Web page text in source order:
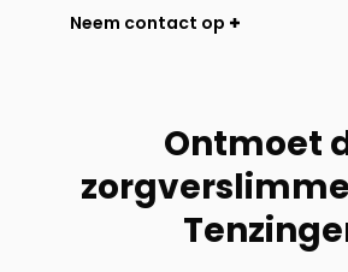
Neem contact op
Ontmoet